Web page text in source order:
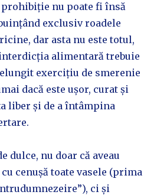
nu poate fi însă
exclusiv roadele
dar asta nu este totul,
alimentară trebuie
exercițiu de smerenie
dacă este ușor, curat și
liber și de a întâmpina
nu doar că aveau
cenușă toate vasele (prima
ci și